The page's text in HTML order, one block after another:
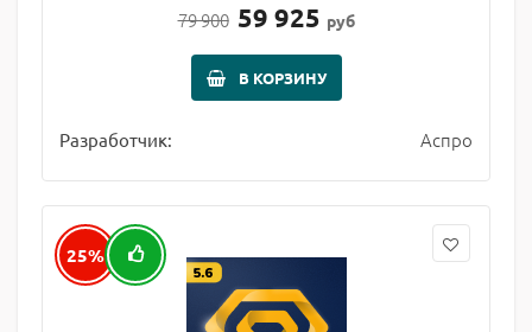
79 900 59 925 руб
В КОРЗИНУ
Разработчик: Аспро
25%